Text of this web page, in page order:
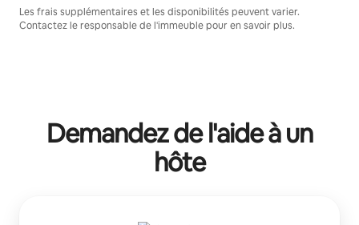
Les frais supplémentaires et les disponibilités peuvent varier.
Contactez le responsable de l'immeuble pour en savoir plus.
Demandez de l'aide à un
hôte